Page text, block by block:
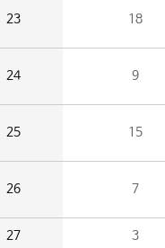
23 18
24 9
25 15
26 7
27 3